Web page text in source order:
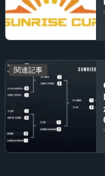
関連記事